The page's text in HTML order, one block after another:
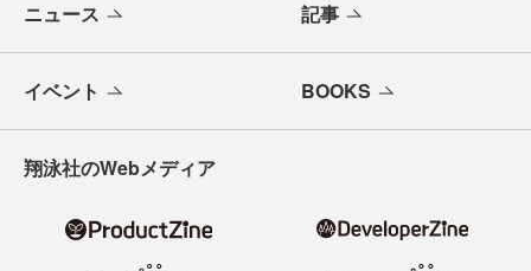
ニュース 記事
イベント BOOKS
翔泳社のWebメディア